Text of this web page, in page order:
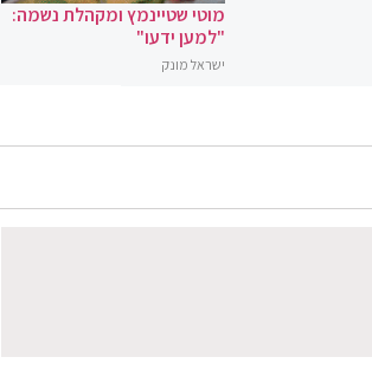
מוטי שטיינמץ ומקהלת נשמה:
"למען ידעו"
ישראל מונק